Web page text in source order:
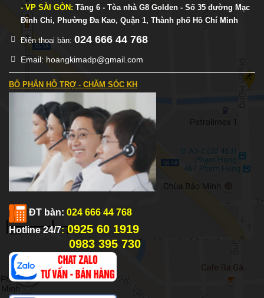
- VP SÀI GÒN: Tầng 6 - Tòa nhà G8 Golden - Số 35 đường Mạc
Đĩnh Chi, Phường Đa Kao, Quận 1, Thành phố Hồ Chí Minh
Điện thoại bàn: 024 666 44 768
Email: hoangkimadp@gmail.com
BỘ PHẬN HỖ TRỢ - CHĂM SÓC KH
ĐT bàn: 024 666 44 768
Hotline 24/7: 0925 60 1919
0983 395 730